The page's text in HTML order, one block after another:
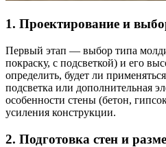
1. Проектирование и
Первый этап — выбор типа
покраску, с подсветкой) и его
определить, будет ли
подсветка или дополнительная
особенности стены (бетон,
усиления конструкции.
2. Подготовка стен и